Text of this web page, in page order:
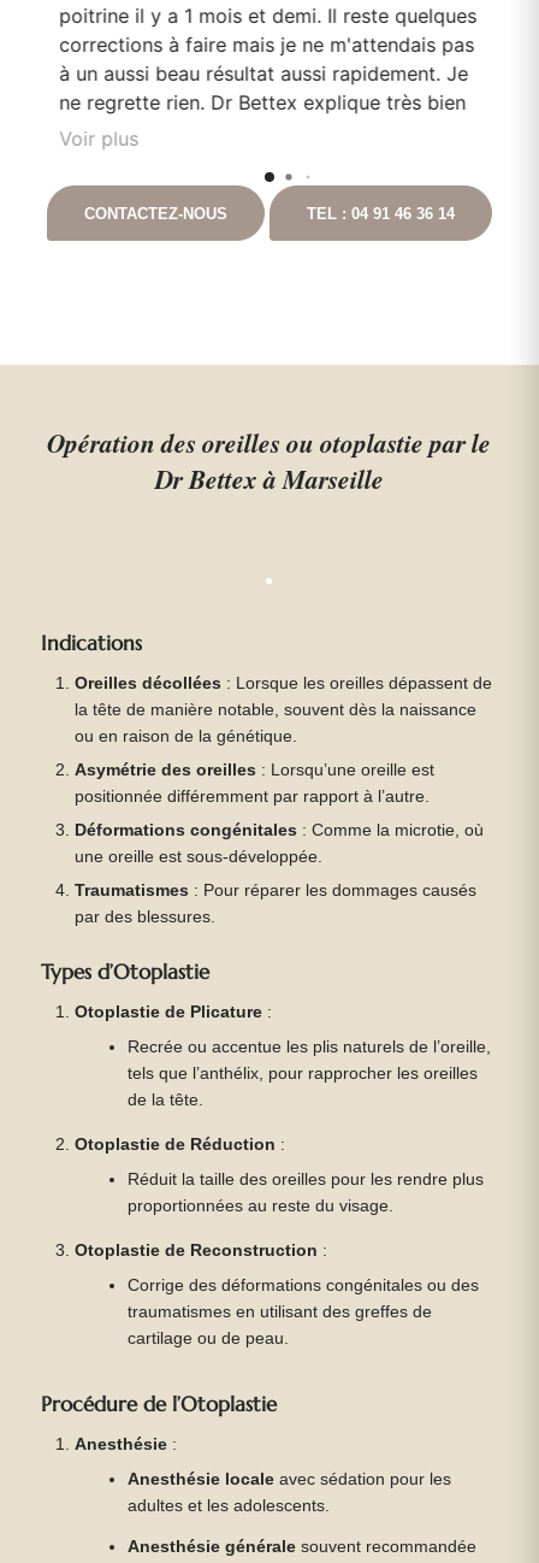
poitrine il y a 1 mois et demi. Il reste quelques
corrections à faire mais je ne m'attendais pas
à un aussi beau résultat aussi rapidement. Je
ne regrette rien. Dr Bettex explique très bien
son rôle dans. la. prise en soin et est très à
en cas que questionnement. Ayant pour
projet de continuer les chirurgies correctrices
avec lui suite à un gros amaigrissement, je ne
Voir plus
CONTACTEZ-NOUS TEL : 04 91 46 36 14
Opération des oreilles ou otoplastie par le
Dr Bettex à Marseille
Indications
Oreilles décollées : Lorsque les oreilles dépassent de
la tête de manière notable, souvent dès la naissance
ou en raison de la génétique.
Asymétrie des oreilles : Lorsqu’une oreille est
positionnée différemment par rapport à l’autre.
Déformations congénitales : Comme la microtie, où
une oreille est sous-développée.
Traumatismes : Pour réparer les dommages causés
par des blessures.
Types d’Otoplastie
Otoplastie de Plicature :
Recrée ou accentue les plis naturels de l’oreille,
tels que l’anthélix, pour rapprocher les oreilles
de la tête.
Otoplastie de Réduction :
Réduit la taille des oreilles pour les rendre plus
proportionnées au reste du visage.
Otoplastie de Reconstruction :
Corrige des déformations congénitales ou des
traumatismes en utilisant des greffes de
cartilage ou de peau.
Procédure de l’Otoplastie
Anesthésie :
Anesthésie locale avec sédation pour les
adultes et les adolescents.
Anesthésie générale souvent recommandée